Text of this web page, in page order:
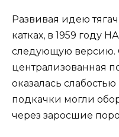
Развивая идею
катках, в 1959 году
следующую версию.
централизованная
оказалась
подкачки могли
через заросшие